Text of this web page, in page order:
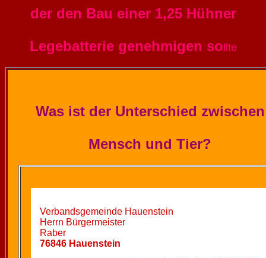
der den Bau einer 1,25 Hühner
Legebatterie genehmigen so llte
Was ist der Unterschied zwischen
Mensch und Tier?
Verbandsgemeinde Hauenstein
Herrn Bürgermeister
Raber
76846 Hauenstein